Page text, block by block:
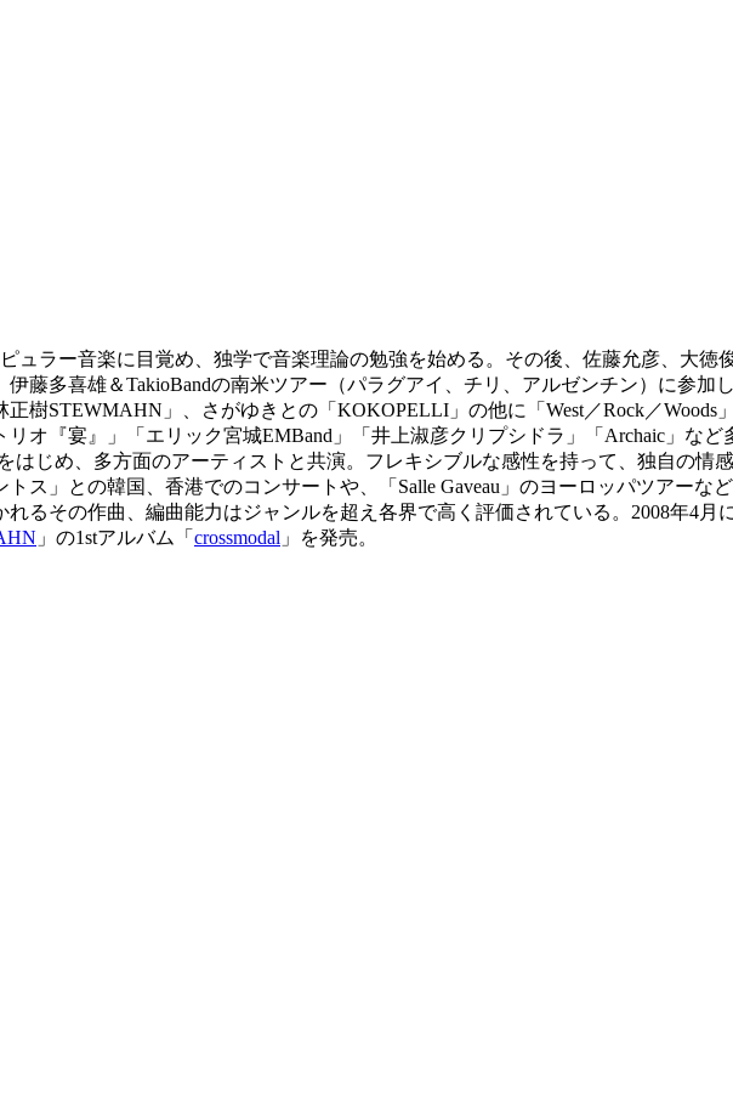
ュラー音楽に目覚め、独学で音楽理論の勉強を始める。その後、佐藤允彦、大徳
藤多喜雄＆TakioBandの南米ツアー（パラグアイ、チリ、アルゼンチン）に参加
樹STEWMAHN」、さがゆきとの「KOKOPELLI」の他に「West／Rock／Woods
オ『宴』」「エリック宮城EMBand」「井上淑彦クリプシドラ」「Archaic」な
じめ、多方面のアーティストと共演。フレキシブルな感性を持って、独自の情
ス」との韓国、香港でのコンサートや、「Salle Gaveau」のヨーロッパツアーな
るその作曲、編曲能力はジャンルを超え各界で高く評価されている。2008年4月
」の1stアルバム「 crossmodal 」を発売。